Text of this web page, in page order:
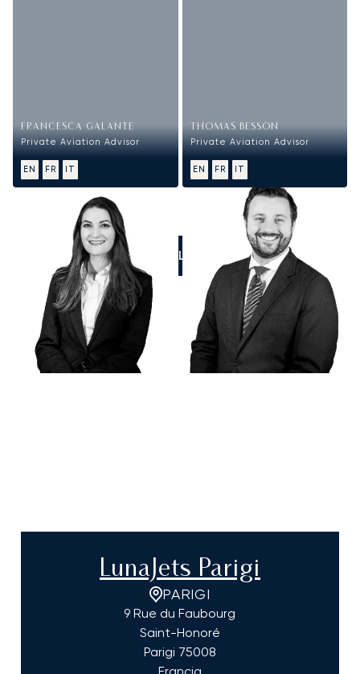
FRANCESCA GALANTE
Private Aviation Advisor
EN FR IT
THOMAS BESSON
Private Aviation Advisor
EN FR IT
CALL US
LunaJets Parigi
PARIGI
9 Rue du Faubourg
Saint-Honoré
Parigi 75008